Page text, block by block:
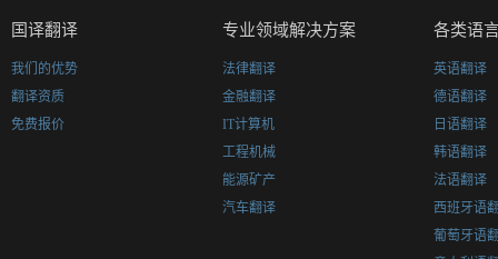
国译翻译
我们的优势
翻译资质
免费报价
专业领域解决方案
法律翻译
金融翻译
IT计算机
工程机械
能源矿产
汽车翻译
各类语
英语翻译
德语翻译
日语翻译
韩语翻译
法语翻译
西班牙语
葡萄牙语